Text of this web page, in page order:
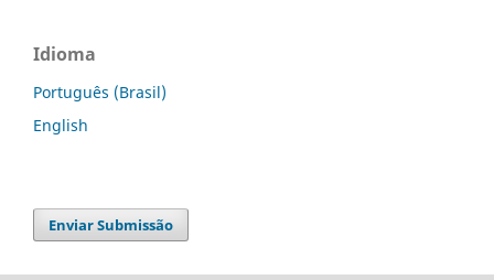
Idioma
Português (Brasil)
English
Enviar Submissão